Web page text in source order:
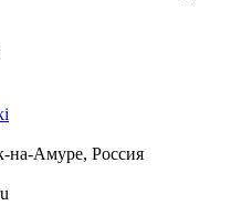
на-Амуре, Россия